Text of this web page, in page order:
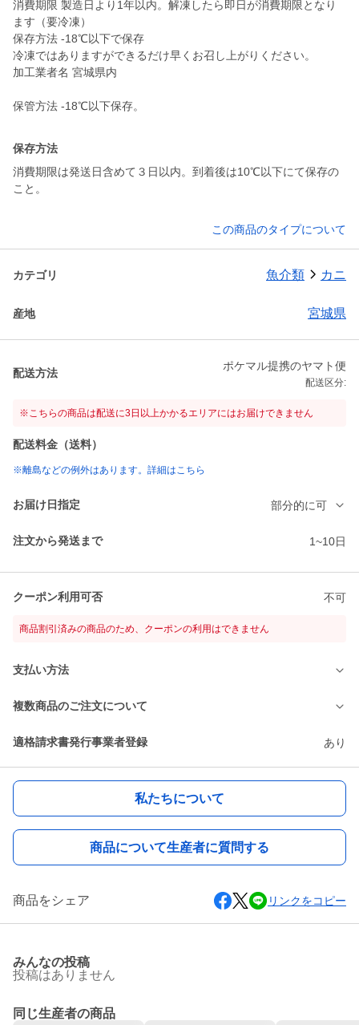
消費期限 製造日より1年以内。解凍したら即日が消費期限となり
ます（要冷凍）
保存方法 -18℃以下で保存
冷凍ではありますができるだけ早くお召し上がりください。
加工業者名 宮城県内
保管方法 -18℃以下保存。
保存方法
消費期限は発送日含めて３日以内。到着後は10℃以下にて保存の
こと。
この商品のタイプについて
カテゴリ 魚介類 カニ
産地 宮城県
配送方法
ポケマル提携のヤマト便
配送区分:
※こちらの商品は配送に3日以上かかるエリアにはお届けできません
配送料金（送料）
※離島などの例外はあります。詳細はこちら
お届け日指定 部分的に可
注文から発送まで 1~10日
クーポン利用可否 不可
商品割引済みの商品のため、クーポンの利用はできません
支払い方法
複数商品のご注文について
適格請求書発行事業者登録 あり
私たちについて
商品について生産者に質問する
商品をシェア リンクをコピー
みんなの投稿
投稿はありません
同じ生産者の商品